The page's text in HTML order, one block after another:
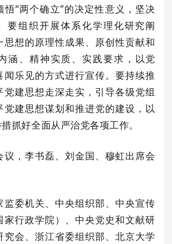
“两个确立”的决定性意义，坚决
要组织开展体系化学理化研究阐
想的原理性成果、原创性贡献和
涵、精神实质、实践要求，以党
闻乐见的方式进行宣传。要持续推
建思想走深走实，引导各级党组
建思想谋划和推进党的建设，以
抓好全面从严治党各项工作。
，李书磊、刘金国、穆虹出席会
委机关、中央组织部、中央宣传
家行政学院）、中央党史和文献研
究会、浙江省委组织部、北京大学